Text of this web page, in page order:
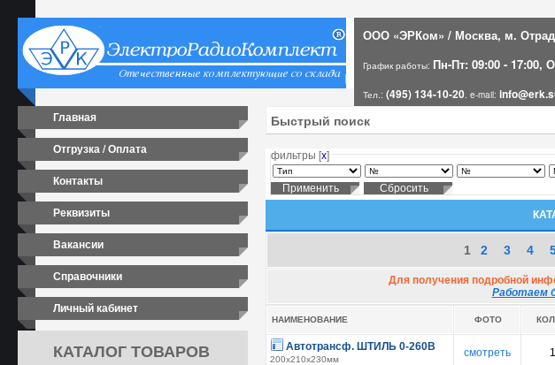
ООО «ЭРКом» / Москва, м.
График работы: Пн-Пт: 09:00 - 17:00,
Тел.: (495) 134-10-20. e-mail:
Главная
Отгрузка / Оплата
Контакты
Реквизиты
Вакансии
Справочники
Личный кабинет
КАТАЛОГ ТОВАРОВ
фильтры [х]
1 2 3 4
Для получения подробной
Работаем
НАИМЕНОВАНИЕ ФОТО
Автотрансф. ШТИЛЬ 0-260В
200х210х230мм
смотреть 1